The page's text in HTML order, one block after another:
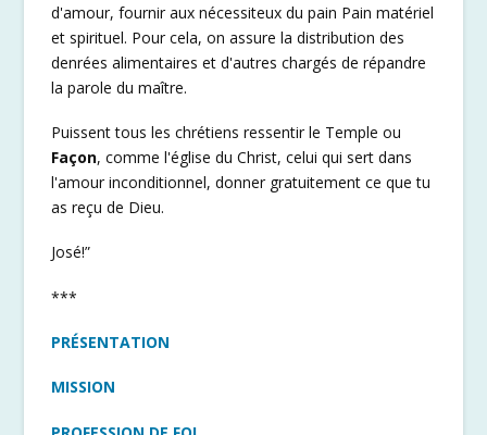
d'amour, fournir aux nécessiteux du pain Pain matériel
et spirituel. Pour cela, on assure la distribution des
denrées alimentaires et d'autres chargés de répandre
la parole du maître.
Puissent tous les chrétiens ressentir le Temple ou
Façon, comme l'église du Christ, celui qui sert dans
l'amour inconditionnel, donner gratuitement ce que tu
as reçu de Dieu.
José!”
***
PRÉSENTATION
MISSION